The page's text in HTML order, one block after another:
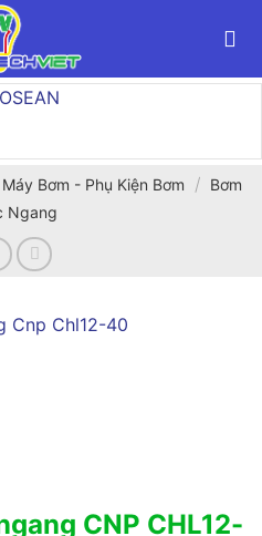
Máy Bơm - Phụ Kiện Bơm / Bơm
Ngang
CNP CHL12-